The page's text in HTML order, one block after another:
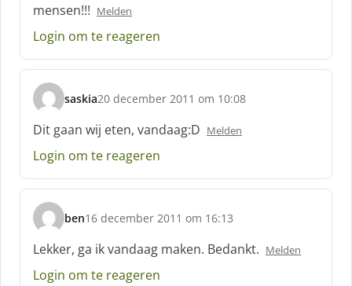
mensen!!! Melden
Login om te reageren
saskia
s
c
h
r
e
f
:
20 december 2011 om 10:08
Dit gaan wij eten, vandaag:D Melden
Login om te reageren
ben
s
c
h
r
16 december 2011 om 16:13
Lekker, ga ik vandaag maken. Bedankt. Melden
Login om te reageren